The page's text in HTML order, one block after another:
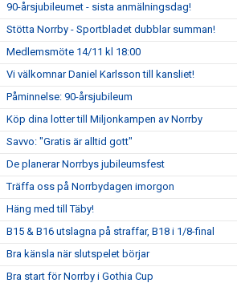
90-årsjubileumet - sista anmälningsdag!
Stötta Norrby - Sportbladet dubblar summan!
Medlemsmöte 14/11 kl 18:00
Vi välkomnar Daniel Karlsson till kansliet!
Påminnelse: 90-årsjubileum
Köp dina lotter till Miljonkampen av Norrby
Savvo: "Gratis är alltid gott"
De planerar Norrbys jubileumsfest
Träffa oss på Norrbydagen imorgon
Häng med till Täby!
B15 & B16 utslagna på straffar, B18 i 1/8-final
Bra känsla när slutspelet börjar
Bra start för Norrby i Gothia Cup